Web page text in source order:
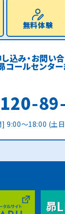
無料体験
込み・お問い
コールセンター
9:00〜18:00 (土日